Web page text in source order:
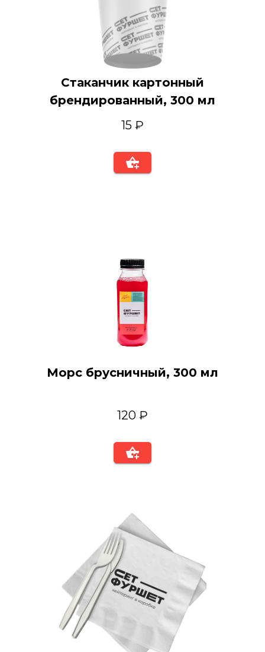
Стаканчик картонный
брендированный, 300 мл
15 ₽
Морс брусничный, 300 мл
120 ₽